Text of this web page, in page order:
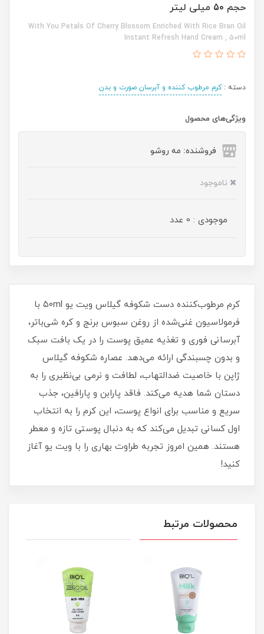
حجم 50 میلی لیتر
With You Petals Of Cherry Blossom Enriched With Rice Bran Oil
Instant Refresh Hand Cream , 50ml
دسته :کرم مرطوب کننده و آبرسان صورت و بدن
ویژگی‌های محصول
فروشنده: مه رو‌شو
ناموجود
موجودی : 0 عدد
کرم مرطوب‌کننده دست شکوفه گیلاس ویت یو ۵۰ml با
فرمولاسیون غنی‌شده از روغن سبوس برنج و کره شی‌باتر،
آبرسانی فوری و تغذیه عمیق پوست را در یک بافت سبک
و بدون چسبندگی ارائه می‌دهد. عصاره شکوفه گیلاس
ژاپن با خاصیت ضدالتهاب، لطافت و نرمی بی‌نظیری را به
دستان شما هدیه می‌کند. فاقد پارابن و پارافین، جذب
سریع و مناسب برای انواع پوست، این کرم را به انتخاب
اول کسانی تبدیل می‌کند که به دنبال پوستی تازه و معطر
هستند. همین امروز تجربه طراوت بهاری را با ویت یو آغاز
کنید!
محصولات مرتبط